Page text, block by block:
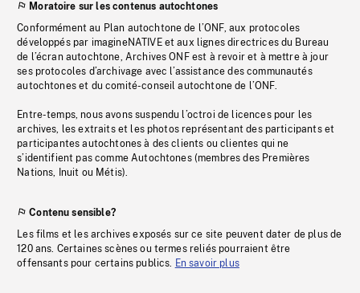
Moratoire sur les contenus autochtones
Conformément au Plan autochtone de l’ONF, aux protocoles
développés par imagineNATIVE et aux lignes directrices du Bureau
de l’écran autochtone, Archives ONF est à revoir et à mettre à jour
ses protocoles d’archivage avec l’assistance des communautés
autochtones et du comité-conseil autochtone de l’ONF.
Entre-temps, nous avons suspendu l’octroi de licences pour les
archives, les extraits et les photos représentant des participants et
participantes autochtones à des clients ou clientes qui ne
s’identifient pas comme Autochtones (membres des Premières
Nations, Inuit ou Métis).
Contenu sensible?
Les films et les archives exposés sur ce site peuvent dater de plus de
120 ans. Certaines scènes ou termes reliés pourraient être
offensants pour certains publics. En savoir plus